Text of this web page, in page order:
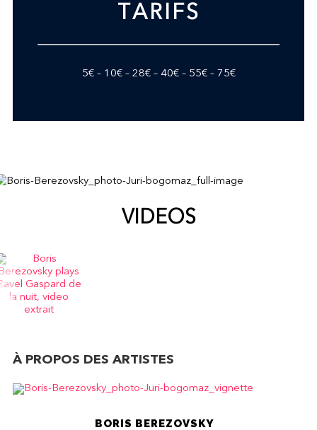
TARIFS
5€ – 10€ – 28€ – 40€ – 55€ – 75€
VIDEOS
À PROPOS DES ARTISTES
BORIS BEREZOVSKY